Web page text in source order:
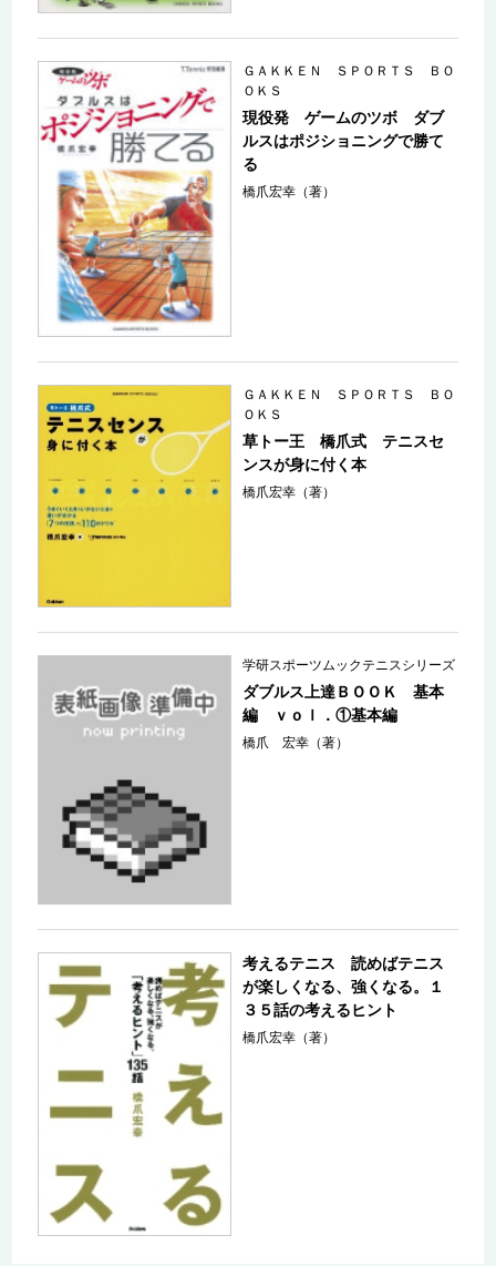
ＧＡＫＫＥＮ ＳＰＯＲＴＳ ＢＯ
ＯＫＳ
現役発 ゲームのツボ ダブ
ルスはポジショニングで勝て
る
橋爪宏幸（著）
ＧＡＫＫＥＮ ＳＰＯＲＴＳ ＢＯ
ＯＫＳ
草トー王 橋爪式 テニスセ
ンスが身に付く本
橋爪宏幸（著）
学研スポーツムックテニスシリーズ
ダブルス上達ＢＯＯＫ 基本
編 ｖｏｌ．①基本編
橋爪 宏幸（著）
考えるテニス 読めばテニス
が楽しくなる、強くなる。１
３５話の考えるヒント
橋爪宏幸（著）